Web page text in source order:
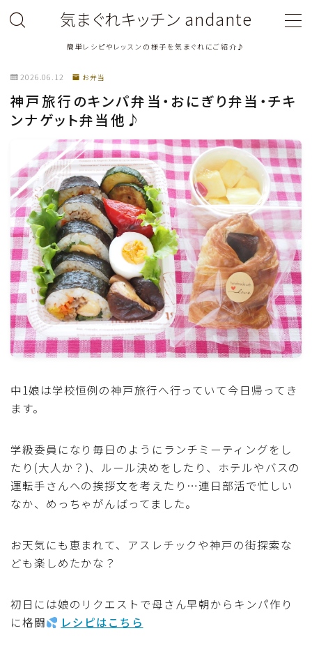
気まぐれキッチン andante
簡単レシピやレッスンの様子を気まぐれにご紹介♪
料理教室関連・レッスン後記
料理関連のお仕事・メディア掲載レシピ
鶏肉料理
豚肉料理
牛肉料理
ひき肉料理
魚介料理
野菜料理(ブロッコリー・カリフラワー・パプリカ・菜
野菜料理(きゅうり・なす・トマト・ピーマン・かぼち
ゃ・ゴーヤ)
野菜料理(ズッキーニ・コーン・いんげん・そら豆・え
野菜料理(玉ねぎ・ねぎ・アボカド・青梗菜・セロリ・
アスパラガス)
2026.06.12 お弁当
神戸旅行のキンパ弁当・おにぎり弁当・チキ
ンナゲット弁当他♪
中1娘は学校恒例の神戸旅行へ行っていて今日帰ってき
ます。
学級委員になり毎日のようにランチミーティングをし
たり(大人か？)、ルール決めをしたり、ホテルやバスの
運転手さんへの挨拶文を考えたり…連日部活で忙しい
なか、めっちゃがんばってました。
お天気にも恵まれて、アスレチックや神戸の街探索な
ども楽しめたかな？
初日には娘のリクエストで母さん早朝からキンパ作り
に格闘
レシピはこちら